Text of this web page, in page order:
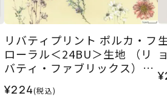
リバティプリント ポルカ・フ
ローラル＜24BU＞生地 （リ
バティ・ファブリックス）20
¥224(税込)